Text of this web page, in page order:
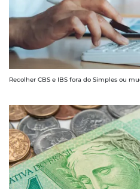
Recolher CBS e IBS fora do Simples ou